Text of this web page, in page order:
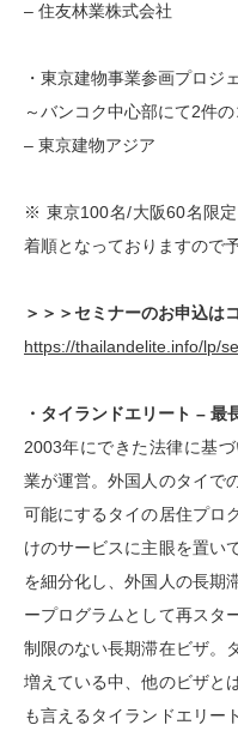
– 住友林業株式会社
・東京建物事業参画プロジ
～バンコク中心部にて2件
– 東京建物アジア
※ 東京100名/大阪60名限
着順となっておりますので
＞＞＞セミナーのお申込は
https://thailandelite.info/lp/
・タイランドエリート – 最
2003年にできた法律に基
業が運営。外国人のタイで
可能にするタイの居住プロ
けのサービスに主眼を置い
を細分化し、外国人の長期
ープログラムとして再スタ
制限のない長期滞在ビザ。
増えている中、他のビザと
も言えるタイランドエリー